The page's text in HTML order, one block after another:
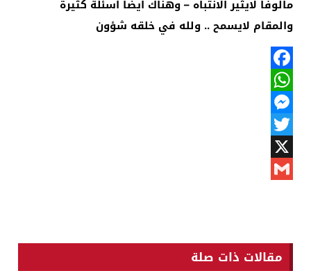
مالوفا لايثير الانتباه – وهناك أيضا أسئلة كثيرة
والمقام لايسمح .. ولله في خلقه شؤون
Facebook
WhatsApp
Messenger
Twitter
X
مقالات ذات صلة